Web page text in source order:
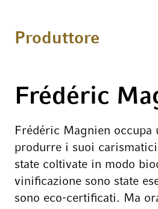
Produttore
Frédéric
Frédéric Magnien
produrre i suoi
state coltivate in modo
vinificazione sono state
sono eco-certificati. Ma